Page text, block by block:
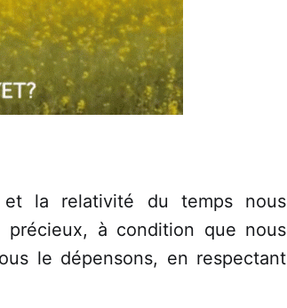
la relativité du temps nous
à condition que nous
le dépensons, en respectant